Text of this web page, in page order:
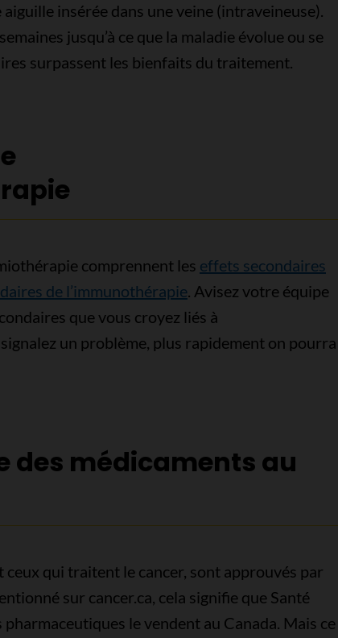
insérée dans une veine (intraveineuse).
jusqu’à ce que la maladie évolue ou se
surpassent les bienfaits du traitement.
comprennent les effets secondaires
de l’immunothérapie. Avisez votre équipe
que vous croyez liés à
un problème, plus rapidement on pourra
des médicaments au
qui traitent le cancer, sont approuvés par
sur cancer.ca, cela signifie que Santé
pharmaceutiques le vendent au Canada. Mais ce